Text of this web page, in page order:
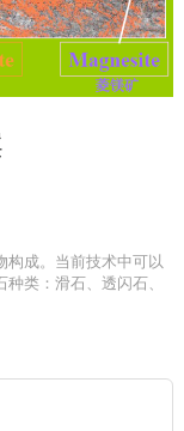
构成。当前技术中可以
类：滑石、透闪石、